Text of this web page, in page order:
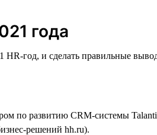
года
HR-год, и сделать правильные
по развитию CRM-системы
решений hh.ru).